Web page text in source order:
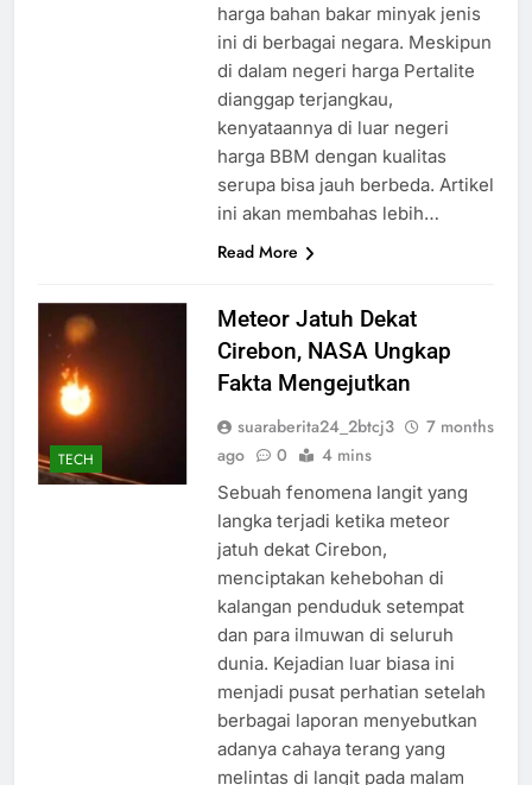
harga bahan bakar minyak jenis
ini di berbagai negara. Meskipun
di dalam negeri harga Pertalite
dianggap terjangkau,
kenyataannya di luar negeri
harga BBM dengan kualitas
serupa bisa jauh berbeda. Artikel
ini akan membahas lebih…
Read More
TECH
Meteor Jatuh Dekat
Cirebon, NASA Ungkap
Fakta Mengejutkan
suaraberita24_2btcj3
7 months
ago
0 4 mins
Sebuah fenomena langit yang
langka terjadi ketika meteor
jatuh dekat Cirebon,
menciptakan kehebohan di
kalangan penduduk setempat
dan para ilmuwan di seluruh
dunia. Kejadian luar biasa ini
menjadi pusat perhatian setelah
berbagai laporan menyebutkan
adanya cahaya terang yang
melintas di langit pada malam